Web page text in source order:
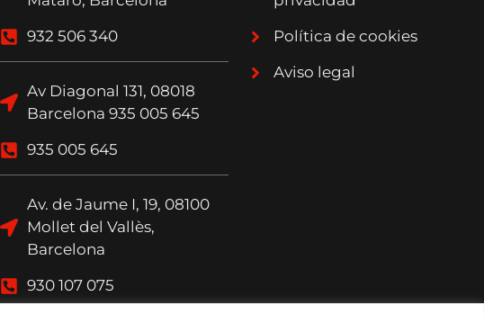
932 506 340
Av Diagonal 131, 08018
Barcelona 935 005 645
935 005 645
Av. de Jaume I, 19, 08100
Mollet del Vallès,
Barcelona
930 107 075
Política de cookies
Aviso legal